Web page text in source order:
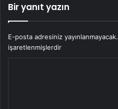
Bir yanıt yazın
E-posta adresiniz yayınlanmayacak.
işaretlenmişlerdir